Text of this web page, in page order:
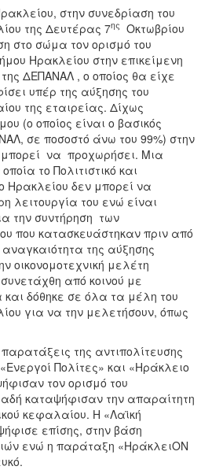
στην συνεδρίαση του
της Δευτέρας 7ης Οκτωβρίου
στο σώμα τον ορισμό του
Ηρακλείου στην επικείμενη
ΔΕΠΑΝΑΛ , ο οποίος θα είχε
υπέρ της αύξησης του
της εταιρείας. Δίχως
(ο οποίος είναι ο βασικός
σε ποσοστό άνω του 99%) στην
μπορεί να προχωρήσει. Μια
το Πολιτιστικό και
Ηρακλείου δεν μπορεί να
λειτουργία του ενώ είναι
την συντήρηση των
που κατασκευάστηκαν πριν από
της αύξησης
οικονομοτεχνική μελέτη
από κοινού με
και δόθηκε σε όλα τα μέλη του
για να την μελετήσουν, όπως
της αντιπολίτευσης
Πολίτες» και «Ηράκλειο
τον ορισμό του
καταψήφισαν την απαραίτητη
κεφαλαίου. Η «Λαϊκή
επίσης, στην βάση
ενώ η παράταξη «ΗράκλειΟΝ